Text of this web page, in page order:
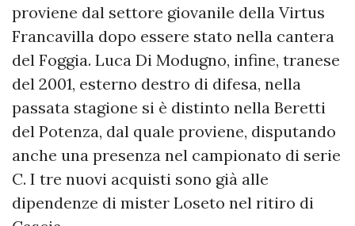
proviene dal settore giovanile della Virtus
Francavilla dopo essere stato nella cantera
del Foggia. Luca Di Modugno, infine, tranese
del 2001, esterno destro di difesa, nella
passata stagione si è distinto nella Beretti
del Potenza, dal quale proviene, disputando
anche una presenza nel campionato di serie
C. I tre nuovi acquisti sono già alle
dipendenze di mister Loseto nel ritiro di